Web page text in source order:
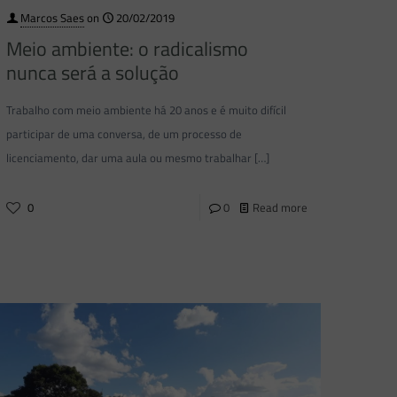
Marcos Saeson 20/02/2019
Meio ambiente: o radicalismo
nunca será a solução
Trabalho com meio ambiente há 20 anos e é muito difícil
participar de uma conversa, de um processo de
licenciamento, dar uma aula ou mesmo trabalhar […]
0 0 Read more